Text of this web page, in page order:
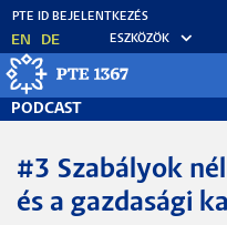
Ugrás
tartalomra
EN DE ESZKÖZÖK
PODCAST
#3 Szabályok
és a gazdasági